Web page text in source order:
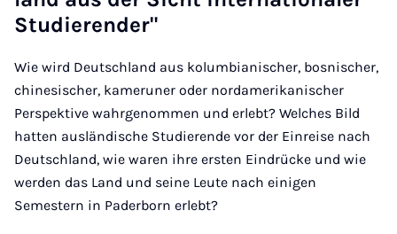
Stu­die­ren­der"
Wie wird Deutschland aus kolumbianischer, bosnischer,
chinesischer, kameruner oder nordamerikanischer
Perspektive wahrgenommen und erlebt? Welches Bild
hatten ausländische Studierende vor der Einreise nach
Deutschland, wie waren ihre ersten Eindrücke und wie
werden das Land und seine Leute nach einigen
Semestern in Paderborn erlebt?